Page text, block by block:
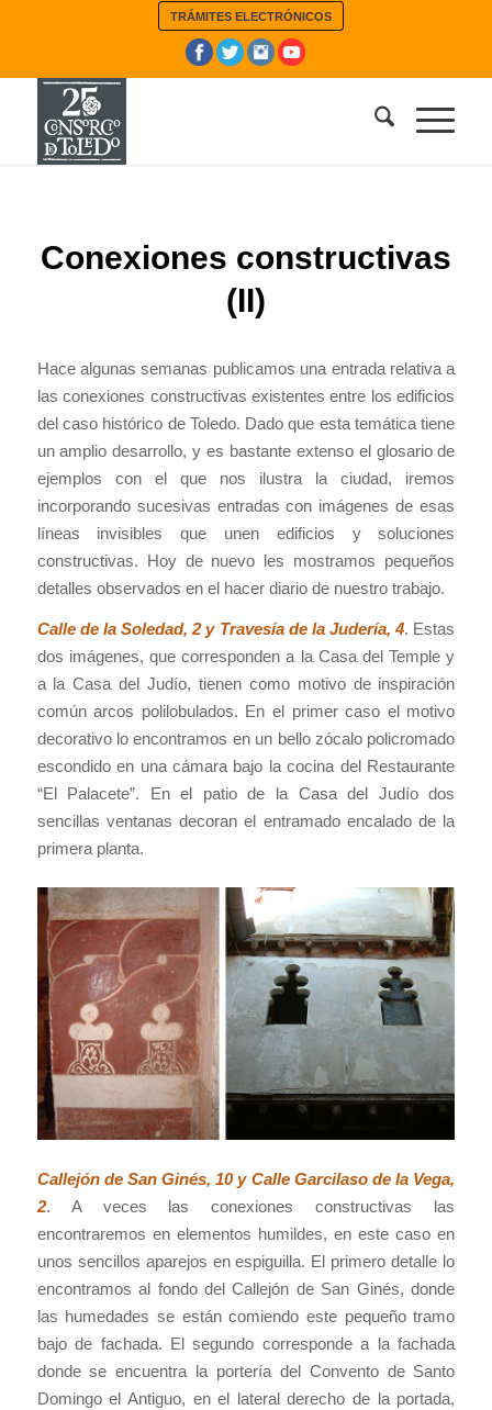
TRÁMITES ELECTRÓNICOS
Conexiones constructivas
(II)
Hace algunas semanas publicamos una entrada relativa a
las conexiones constructivas existentes entre los edificios
del caso histórico de Toledo. Dado que esta temática tiene
un amplio desarrollo, y es bastante extenso el glosario de
ejemplos con el que nos ilustra la ciudad, iremos
incorporando sucesivas entradas con imágenes de esas
líneas invisibles que unen edificios y soluciones
constructivas. Hoy de nuevo les mostramos pequeños
detalles observados en el hacer diario de nuestro trabajo.
Calle de la Soledad, 2 y Travesía de la Judería, 4. Estas
dos imágenes, que corresponden a la Casa del Temple y
a la Casa del Judío, tienen como motivo de inspiración
común arcos polilobulados. En el primer caso el motivo
decorativo lo encontramos en un bello zócalo policromado
escondido en una cámara bajo la cocina del Restaurante
“El Palacete”. En el patio de la Casa del Judío dos
sencillas ventanas decoran el entramado encalado de la
primera planta.
Callejón de San Ginés, 10 y Calle Garcilaso de la Vega,
2. A veces las conexiones constructivas las
encontraremos en elementos humildes, en este caso en
unos sencillos aparejos en espiguilla. El primero detalle lo
encontramos al fondo del Callejón de San Ginés, donde
las humedades se están comiendo este pequeño tramo
bajo de fachada. El segundo corresponde a la fachada
donde se encuentra la portería del Convento de Santo
Domingo el Antiguo, en el lateral derecho de la portada,